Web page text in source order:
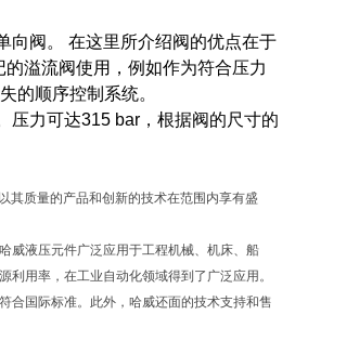
向阀。 在这里所介绍阀的优点在于
溢流阀使用，例如作为符合压力
的顺序控制系统。
压力可达315 bar，根据阀的尺寸的
其质量的产品和创新的技术在范围内享有盛
威液压元件广泛应用于工程机械、机床、船
用率，在工业自动化领域得到了广泛应用。
合国际标准。此外，哈威还面的技术支持和售